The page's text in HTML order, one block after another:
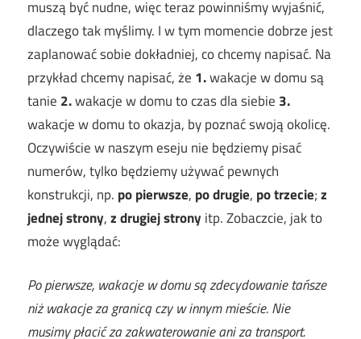
muszą być nudne, więc teraz powinniśmy wyjaśnić,
dlaczego tak myślimy. I w tym momencie dobrze jest
zaplanować sobie dokładniej, co chcemy napisać. Na
przykład chcemy napisać, że 1.wakacje w domu są
tanie 2.wakacje w domu to czas dla siebie 3.
wakacje w domu to okazja, by poznać swoją okolicę.
Oczywiście w naszym eseju nie będziemy pisać
numerów, tylko będziemy używać pewnych
konstrukcji, np. po pierwsze, po drugie, po trzecie;z
jednej strony,z drugiej strony itp. Zobaczcie, jak to
może wyglądać:
Po pierwsze, wakacje w domu są zdecydowanie tańsze
niż wakacje za granicą czy w innym mieście. Nie
musimy płacić za zakwaterowanie ani za transport.